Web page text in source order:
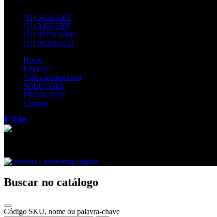
(11) 3459-1505
(11) 3393-5500
(11) 99250-8380
(11) 96592-0121
Home
Empresa
Vídeo Institucional
SOLUÇÕES
PRODUTOS
Contato
Buscar no catálogo
Código SKU, nome ou palavra-chave